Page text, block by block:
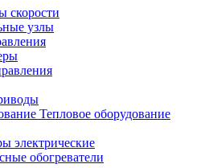
скорости
узлы
Тепловое оборудование
электрические
обогреватели